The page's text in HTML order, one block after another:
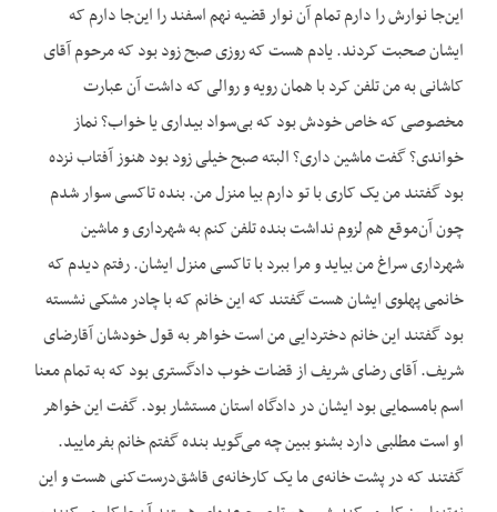
این‌جا نوارش را دارم تمام آن نوار قضیه نهم اسفند را این‌جا دارم که
ایشان صحبت کردند. یادم هست که روزی صبح زود بود که مرحوم آقای
کاشانی به من تلفن کرد با همان رویه و روالی که داشت آن عبارت
مخصوصی که خاص خودش بود که بی‌سواد بیداری یا خواب؟ نماز
خواندی؟ گفت ماشین داری؟ البته صبح خیلی زود بود هنوز آفتاب نزده
بود گفتند من یک کاری با تو دارم بیا منزل من. بنده تاکسی سوار شدم
چون آن‌موقع هم لزوم نداشت بنده تلفن کنم به شهرداری و ماشین
شهرداری سراغ من بیاید و مرا ببرد با تاکسی منزل ایشان. رفتم دیدم که
خانمی پهلوی ایشان هست گفتند که این خانم که با چادر مشکی نشسته
بود گفتند این خانم دختردایی من است خواهر به قول خودشان آقا‌رضای
شریف. آقای رضای شریف از قضات خوب دادگستری بود که به تمام معنا
اسم بامسمایی بود ایشان در دادگاه استان مستشار بود. گفت این خواهر
او است مطلبی دارد بشنو ببین چه می‌گوید بنده گفتم خانم بفرمایید.
گفتند که در پشت خانه‌ی ما یک کارخانه‌ی قاشق‌درست‌کنی هست و این